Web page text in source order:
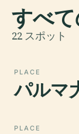
すべ
22 スポット
PLACE
パルマ
PLACE